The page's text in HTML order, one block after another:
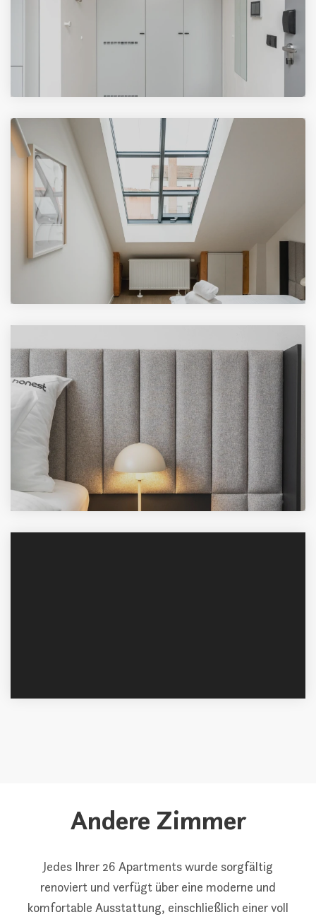
Andere Zimmer
Jedes Ihrer 26 Apartments wurde sorgfältig
renoviert und verfügt über eine moderne und
komfortable Ausstattung, einschließlich einer voll